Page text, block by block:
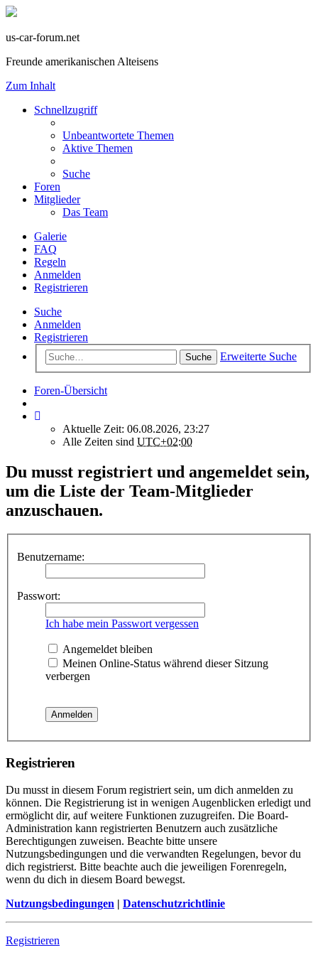
us-car-forum.net
Freunde amerikanischen Alteisens
Zum Inhalt
Schnellzugriff
Unbeantwortete Themen
Aktive Themen
Suche
Foren
Mitglieder
Das Team
Galerie
FAQ
Regeln
Anmelden
Registrieren
Suche
Anmelden
Registrieren
Suche Erweiterte Suche
Foren-Übersicht
Aktuelle Zeit: 06.08.2026, 23:27
Alle Zeiten sind UTC+02:00
Du musst registriert und angemeldet sein,
um die Liste der Team-Mitglieder
anzuschauen.
Benutzername:
Passwort:
Ich habe mein Passwort vergessen
Angemeldet bleiben
Meinen Online-Status während dieser Sitzung
verbergen
Registrieren
Du musst in diesem Forum registriert sein, um dich anmelden zu
können. Die Registrierung ist in wenigen Augenblicken erledigt und
ermöglicht dir, auf weitere Funktionen zuzugreifen. Die Board-
Administration kann registrierten Benutzern auch zusätzliche
Berechtigungen zuweisen. Beachte bitte unsere
Nutzungsbedingungen und die verwandten Regelungen, bevor du
dich registrierst. Bitte beachte auch die jeweiligen Forenregeln,
wenn du dich in diesem Board bewegst.
Nutzungsbedingungen | Datenschutzrichtlinie
Registrieren